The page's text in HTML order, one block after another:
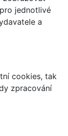
jednotlivé
a
cookies, tak
zpracování